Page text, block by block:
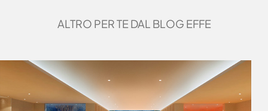
ALTRO PER TE DAL BLOG EFFE